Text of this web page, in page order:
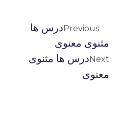
Previous درس ها
مثنوی معنوی
Next درس ها مثنوی
معنوی